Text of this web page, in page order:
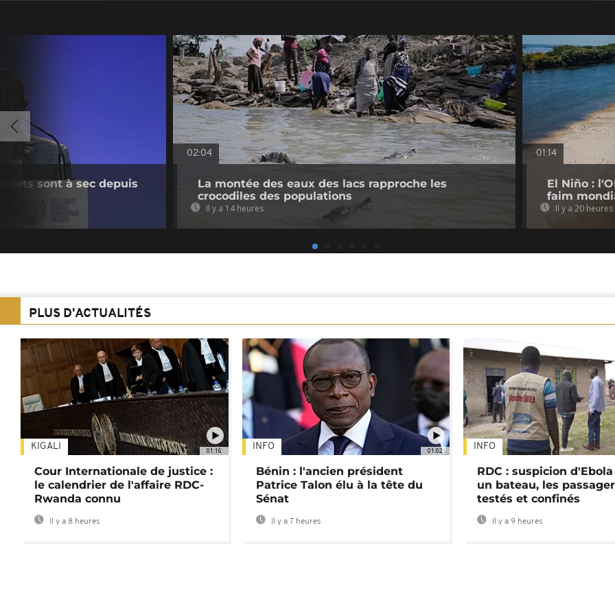
sont à sec depuis
02:04
La montée des eaux des lacs rapproche les
crocodiles des populations
Il y a 14 heures
01:14
El Niño :
faim
Il y a 20 heures
PLUS D'ACTUALITÉS
01:16
KIGALI
Cour Internationale de justice :
le calendrier de l'affaire RDC-
Rwanda connu
Il y a 8 heures
01:02
INFO
Bénin : l'ancien président
Patrice Talon élu à la tête du
Sénat
Il y a 7 heures
INFO
RDC : suspicion
un bateau, les
testés et confinés
Il y a 9 heures